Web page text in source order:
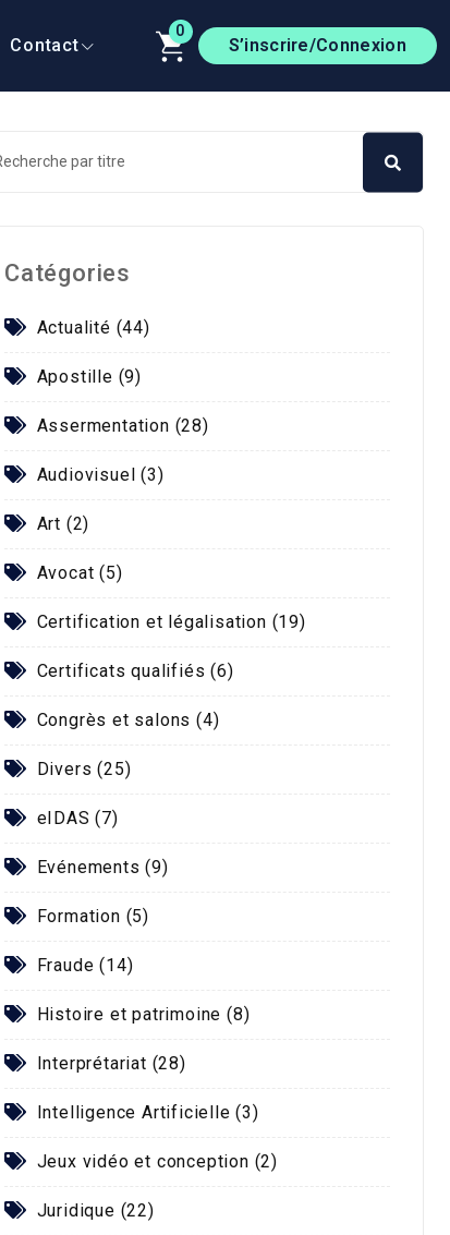
Contact
0
S’inscrire/Connexion
Catégories
Actualité (44)
Apostille (9)
Assermentation (28)
Audiovisuel (3)
Art (2)
Avocat (5)
Certification et légalisation (19)
Certificats qualifiés (6)
Congrès et salons (4)
Divers (25)
eIDAS (7)
Evénements (9)
Formation (5)
Fraude (14)
Histoire et patrimoine (8)
Interprétariat (28)
Intelligence Artificielle (3)
Jeux vidéo et conception (2)
Juridique (22)